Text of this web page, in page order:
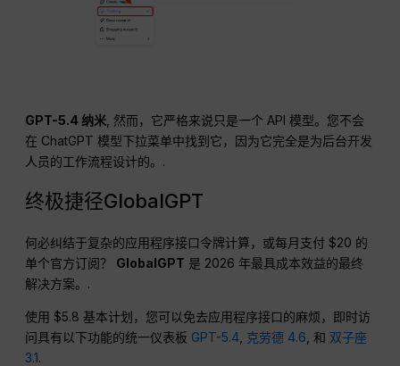
GPT-5.4 纳米 , 然而，它严格来说只是一个 API 模型。您不会
在 ChatGPT 模型下拉菜单中找到它，因为它完全是为后台开发
人员的工作流程设计的。.
终极捷径GlobalGPT
何必纠结于复杂的应用程序接口令牌计算，或每月支付 $20 的
单个官方订阅？ GlobalGPT 是 2026 年最具成本效益的最终
解决方案。.
使用 $5.8 基本计划，您可以免去应用程序接口的麻烦，即时访
问具有以下功能的统一仪表板 GPT-5.4 克劳德 4.6 , 和 双子座
3.1.